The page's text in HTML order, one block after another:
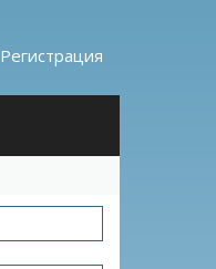
Регистрация